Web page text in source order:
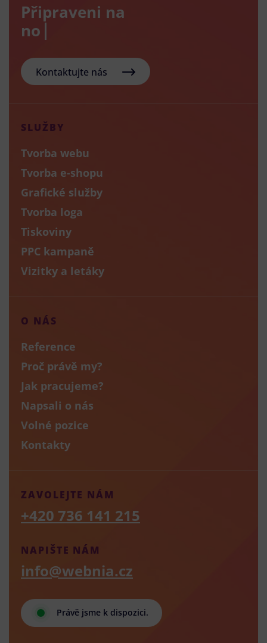
Připraveni na
nový e-
Kontaktujte nás
SLUŽBY
Tvorba webu
Tvorba e-shopu
Grafické služby
Tvorba loga
Tiskoviny
PPC kampaně
Vizitky a letáky
O NÁS
Reference
Proč právě my?
Jak pracujeme?
Napsali o nás
Volné pozice
Kontakty
Právě jsme k dispozici.
NAPIŠTE NÁM
info@webnia.cz
ZAVOLEJTE NÁM
+420 736 141 215